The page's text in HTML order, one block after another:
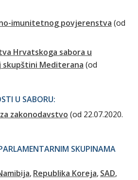
imunitetnog povjerenstva (od
Hrvatskoga sabora u
skupštini Mediterana (od
U SABORU:
zakonodavstvo (od 22.07.2020.
SKUPINAMA
Republika Koreja SAD